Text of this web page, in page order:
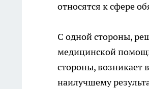
относятся к сфере
С одной стороны,
медицинской
стороны, возникает
наилучшему